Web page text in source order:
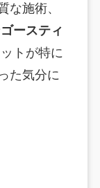
な施術、
ースティ
トが特に
た気分に